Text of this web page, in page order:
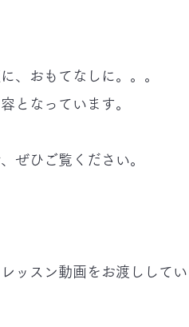
、おもてなしに。。。
となっています。
ぜひご覧ください。
ッスン動画をお渡しして